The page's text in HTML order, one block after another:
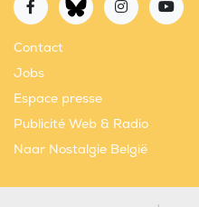
Contact
Jobs
Espace presse
Publicité Web & Radio
Naar Nostalgie België